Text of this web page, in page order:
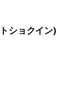
ショクイン)